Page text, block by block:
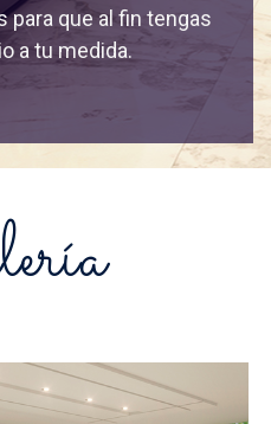
para que al fin tengas
a tu medida.